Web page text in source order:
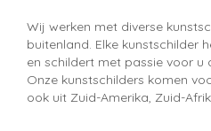
Wij werken met diverse
buitenland. Elke kunstschilder
en schildert met passie voor u
Onze kunstschilders komen
ook uit Zuid-Amerika, Zuid-